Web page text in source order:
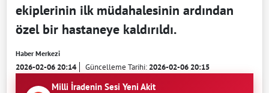
ekiplerinin ilk müdahalesinin ardından
özel bir hastaneye kaldırıldı.
Haber Merkezi
2026-02-06 20:14 Güncelleme Tarihi:2026-02-06 20:15
Milli İradenin Sesi Yeni Akit